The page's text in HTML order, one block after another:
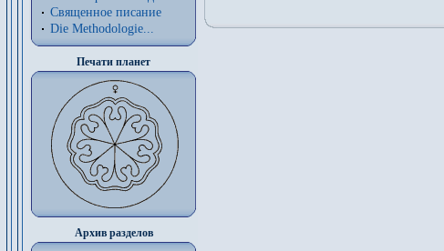
Священное писание
Die Methodologie...
Печати планет
Архив разделов